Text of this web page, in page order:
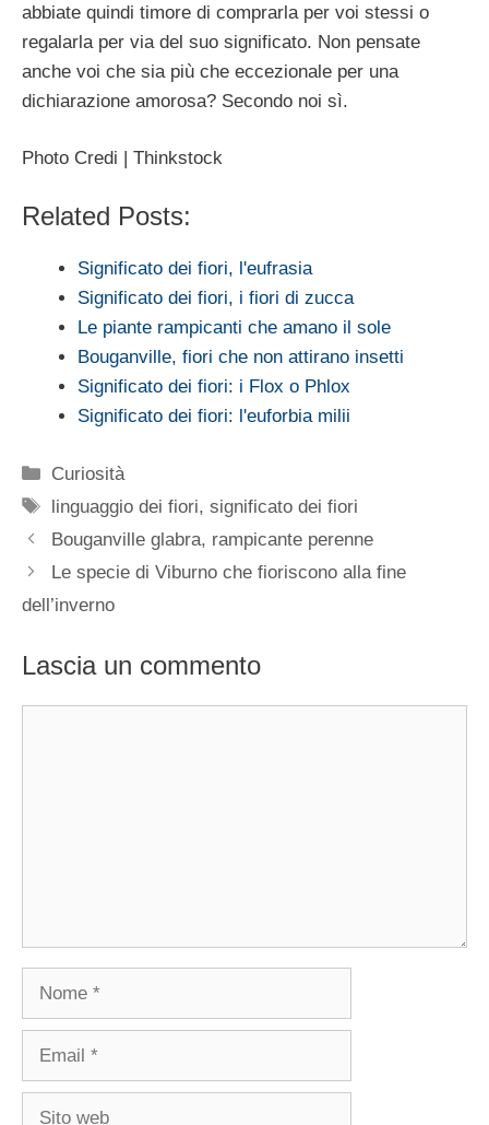
abbiate quindi timore di comprarla per voi stessi o
regalarla per via del suo significato. Non pensate
anche voi che sia più che eccezionale per una
dichiarazione amorosa? Secondo noi sì.
Photo Credi | Thinkstock
Related Posts:
Significato dei fiori, l'eufrasia
Significato dei fiori, i fiori di zucca
Le piante rampicanti che amano il sole
Bouganville, fiori che non attirano insetti
Significato dei fiori: i Flox o Phlox
Significato dei fiori: l'euforbia milii
Categorie
Curiosità
Tag
linguaggio dei fiori,significato dei fiori
Bouganville glabra, rampicante perenne
Le specie di Viburno che fioriscono alla fine
dell’inverno
Lascia un commento